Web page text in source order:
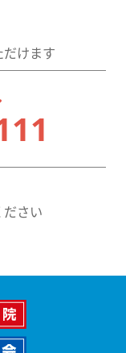
けます
ださい